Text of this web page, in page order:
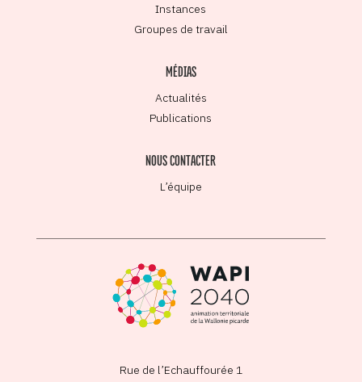
Instances
Groupes de travail
MÉDIAS
Actualités
Publications
NOUS CONTACTER
L’équipe
Rue de l’Echauffourée 1